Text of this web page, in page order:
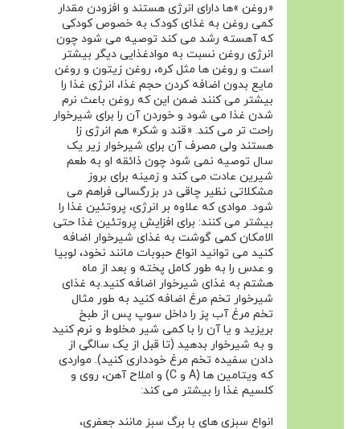
«روغن »ها دارای انرژی هستند و افزودن مقدار
کمی روغن به غذای کودک به خصوص کودکی
که آهسته رشد می کند توصیه می شود چون
انرژی روغن نسبت به موادغذایی دیگر بیشتر
است و روغن ها مثل کره، روغن زیتون و روغن
مایع بدون اضافه کردن حجم غذا، انرژی غذا را
بیشتر می کنند ضمن این که روغن باعث نرم
شدن غذا می شود و خوردن آن را برای شیرخوار
راحت تر می کند. «قند و شکر» هم انرژی زا
هستند ولی مصرف آن برای شیرخوار زیر یک
سال توصیه نمی شود چون ذائقه او به طعم
شیرین عادت می کند و زمینه برای بروز
مشکلاتی نظیر چاقی در بزرگسالی فراهم می
شود. موادی که علاوه بر انرژی، پروتئین غذا را
بیشتر می کنند: برای افزایش پروتئین غذا حتی
الامکان کمی گوشت به غذای شیرخوار اضافه
کنید می توانید انواع حبوبات مانند نخود، لوبیا
و عدس را به طور کامل پخته و بعد از ماه
هشتم به غذای شیرخوار اضافه کنید.به غذای
شیرخوار تخم مرغ اضافه کنید به طور مثال
تخم مرغ آب پز را داخل سوپ پس از طبخ
بریزید و یا آن را با کمی شیر مخلوط و نرم کنید
و به شیرخوار بدهید (تا قبل از یک سالگی از
دادن سفیده تخم مرغ خودداری کنید). مواردی
که ویتامین ها (A و C) و املاح آهن، روی و
کلسیم غذا را بیشتر می کند:
انواع سبزی های با برگ سبز مانند جعفری،